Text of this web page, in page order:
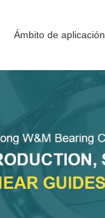
Ámbito de aplicación